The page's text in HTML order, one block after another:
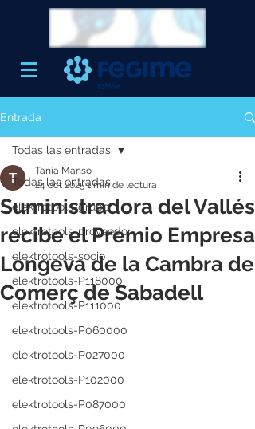
Entrada
Todas las entradas
elektrotools-grupo
elektrotools-proveedor
elektrotools-socio
elektrotools-P118000
elektrotools-P111000
elektrotools-P060000
elektrotools-P027000
elektrotools-P102000
elektrotools-P087000
Todas las entradas
Suministradora del Vallés
recibe el Premio Empresa
Longeva de la Cambra de
Comerç de Sabadell
Tania Manso
24 oct 2025 1 min de lectura